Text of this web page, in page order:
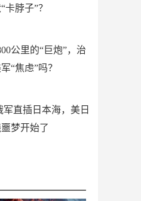
卡脖子”？
公里的“巨炮”，治
“焦虑”吗？
军直插日本海，美日
梦开始了